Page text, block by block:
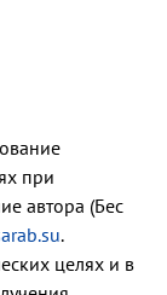
при
автора (Бес
.
целях и в